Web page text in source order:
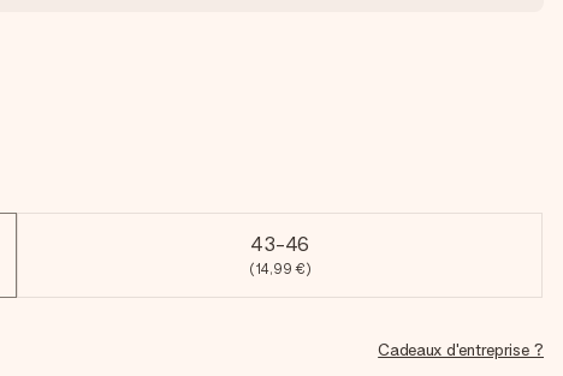
43-46
(14,99 €)
Cadeaux d'entreprise ?